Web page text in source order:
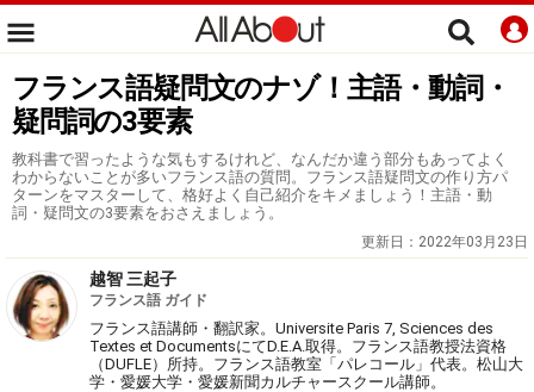
フランス語疑問文のナゾ！主語・動詞・
疑問詞の3要素
教科書で習ったような気もするけれど、なんだか違う部分もあってよく
わからないことが多いフランス語の質問。フランス語疑問文の作り方パ
ターンをマスターして、格好よく自己紹介をキメましょう！主語・動
詞・疑問文の3要素をおさえましょう。
更新日： 2022年03月23日
越智 三起子
フランス語 ガイド
フランス語講師・翻訳家。Universite Paris 7, Sciences des
Textes et DocumentsにてD.E.A.取得。フランス語教授法資格
（DUFLE）所持。フランス語教室「パレコール」代表。松山大
学・愛媛大学・愛媛新聞カルチャースクール講師。